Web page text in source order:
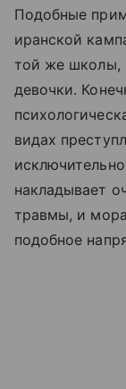
Подобные
иранской
той же школы,
девочки.
видах
накладывает
травмы, и
подобное